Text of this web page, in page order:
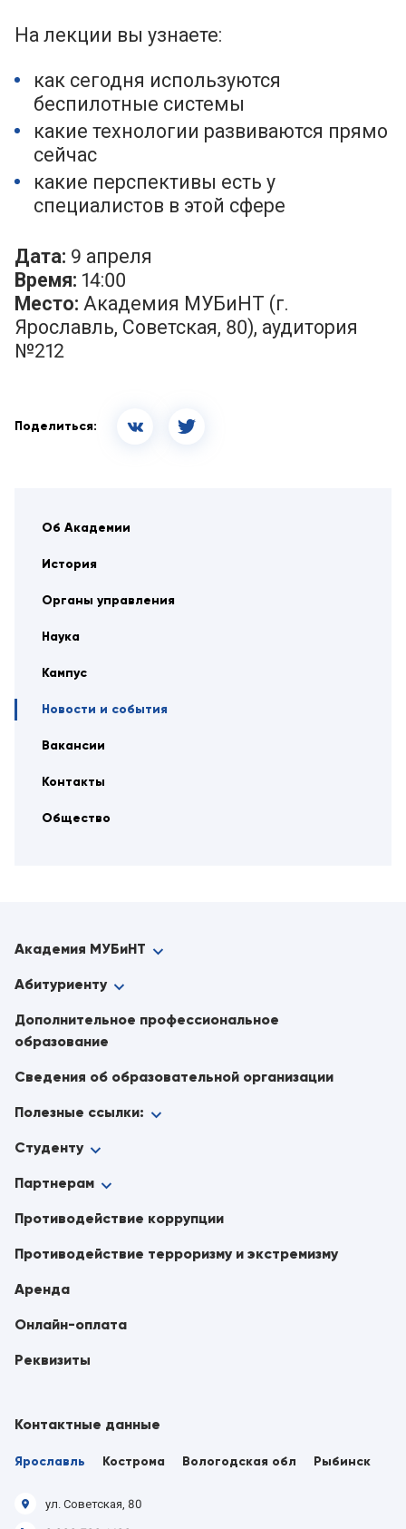
Об Академии
История
Органы управления
Наука
Кампус
Новости и события
Вакансии
Контакты
Общество
На лекции вы узнаете:
как сегодня используются
беспилотные системы
какие технологии развиваются прямо
сейчас
какие перспективы есть у
специалистов в этой сфере
Дата: 9 апреля
Время: 14:00
Место: Академия МУБиНТ (г.
Ярославль, Советская, 80), аудитория
№212
Поделиться:
Академия МУБиНТ
Абитуриенту
Дополнительное профессиональное
образование
Сведения об образовательной организации
Полезные ссылки:
Студенту
Партнерам
Противодействие коррупции
Противодействие терроризму и экстремизму
Аренда
Онлайн-оплата
Реквизиты
Контактные данные
Ярославль Кострома Вологодская обл Рыбинск
ул. Советская, 80